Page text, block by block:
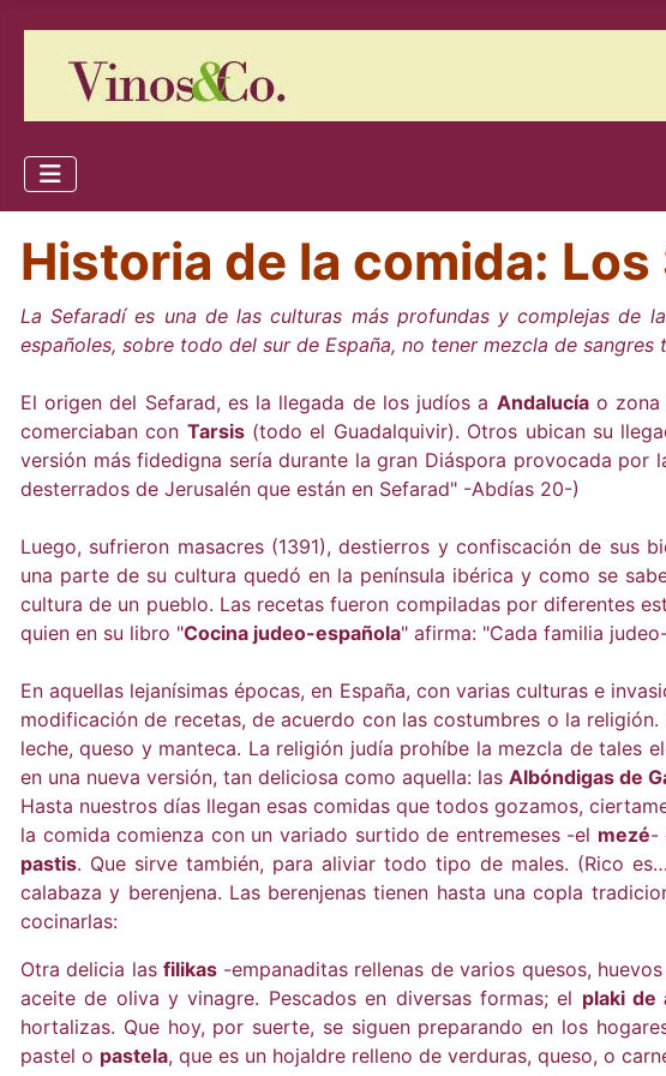
Historia de la comida:
La Sefaradí es una de las culturas más profundas y complejas de
españoles, sobre todo del sur de España, no tener mezcla de
El origen del Sefarad, es la llegada de los judíos a Andalucíao zona
comerciaban con Tarsis(todo el Guadalquivir). Otros ubican su
versión más fidedigna sería durante la gran Diáspora provocada
desterrados de Jerusalén que están en Sefarad" -Abdías 20-)
Luego, sufrieron masacres (1391), destierros y confiscación de sus
una parte de su cultura quedó en la península ibérica y como se
cultura de un pueblo. Las recetas fueron compiladas por diferentes
quien en su libro "Cocina judeo-española" afirma: "Cada familia
En aquellas lejanísimas épocas, en España, con varias culturas e
modificación de recetas, de acuerdo con las costumbres o la
leche, queso y manteca. La religión judía prohíbe la mezcla de tales
en una nueva versión, tan deliciosa como aquella: las Albóndigas de
Hasta nuestros días llegan esas comidas que todos gozamos,
la comida comienza con un variado surtido de entremeses -el mezé-
pastis. Que sirve también, para aliviar todo tipo de males. (Rico
calabaza y berenjena. Las berenjenas tienen hasta una copla
cocinarlas:
Otra delicia lasfilikas -empanaditas rellenas de varios quesos,
aceite de oliva y vinagre. Pescados en diversas formas; el plaki de
hortalizas. Que hoy, por suerte, se siguen preparando en los
pastel o pastela, que es un hojaldre relleno de verduras, queso, o